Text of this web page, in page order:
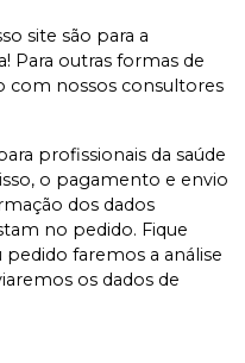
site são para a
Para outras formas de
nossos consultores
profissionais da saúde
o pagamento e envio
dos dados
no pedido. Fique
faremos a análise
os dados de